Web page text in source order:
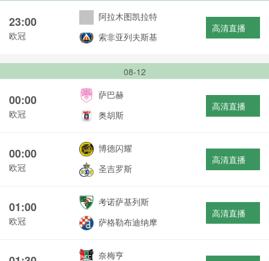
23:00
欧冠
阿拉木图凯拉特
索非亚列夫斯基
高清直播
08-12
00:00
欧冠
萨巴赫
奥胡斯
高清直播
00:00
欧冠
博德闪耀
圣吉罗斯
高清直播
01:00
欧冠
考诺萨基列斯
萨格勒布迪纳摩
高清直播
奈梅亨